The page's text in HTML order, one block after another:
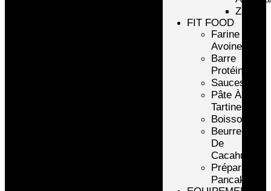
ZMA
FIT FOOD
Farine
Avoine/Riz
Barre
Protéinée
Sauces
Pâte À
Tartiner
Boissons
Beurre
De
Cacahuète
Préparation
Pancake